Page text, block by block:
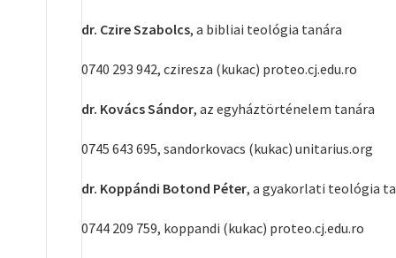
dr. Czire Szabolcs, a bibliai teológia tanára
0740 293 942, cziresza (kukac) proteo.cj.edu.ro
dr. Kovács Sándor, az egyháztörténelem tanára
0745 643 695, sandorkovacs (kukac) unitarius.org
dr. Koppándi Botond Péter, a gyakorlati teológia
0744 209 759, koppandi (kukac) proteo.cj.edu.ro